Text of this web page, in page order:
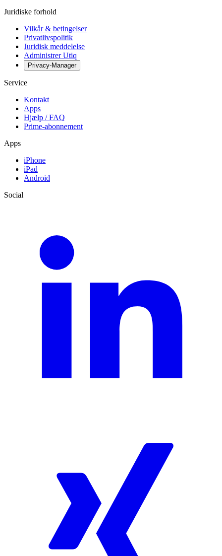
Juridiske forhold
Vilkår & betingelser
Privatlivspolitik
Juridisk meddelelse
Administrer Utiq
Privacy-Manager
Service
Kontakt
Apps
Hjælp / FAQ
Prime-abonnement
Apps
iPhone
iPad
Android
Social